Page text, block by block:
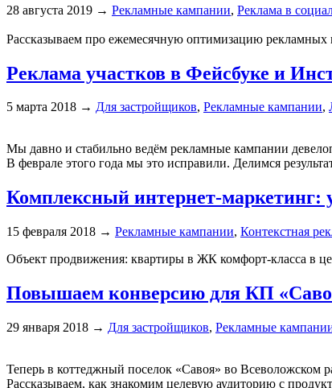
28 августа 2019 → Рекламные кампании, Реклама в
Рассказываем про ежемесячную оптимизацию
Реклама участков в Фейсбуке и
5 марта 2018 → Для застройщиков, Рекламные кампании,
Мы давно и стабильно ведём рекламные кампании
В феврале этого года мы это исправили. Делимся
Комплексный интернет-маркетинг:
15 февраля 2018 → Рекламные кампании, Контекстная
Объект продвижения: квартиры в ЖК комфорт-класса в
Повышаем конверсию для КП
29 января 2018 → Для застройщиков, Рекламные
Теперь в коттеджный поселок «Савоя» во Всеволожском
Рассказываем, как знакомим целевую аудиторию с